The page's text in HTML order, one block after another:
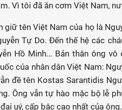
Vì tôi đã ăn cơm Việt Nam,
giữ tên Việt Nam của họ là
Tự Do. Đến thế hệ các
Hồ Minh... Bản thân ông
của nhân dân Việt Nam:
đề tên Kostas Sarantidis
Ông vẫn tự hào mặc bộ lễ
uý, cấp bậc cao nhất của ông.